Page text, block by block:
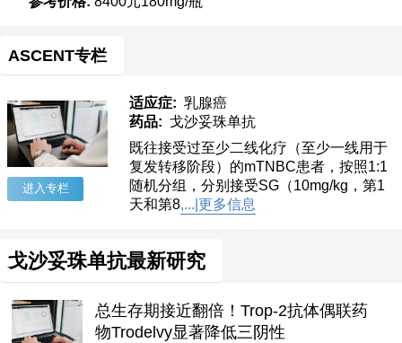
ASCENT专栏
进入专栏
适应症: 乳腺癌
药品: 戈沙妥珠单抗
既往接受过至少二线化疗（至少一线用于
复发转移阶段）的mTNBC患者，按照1:1
随机分组，分别接受SG（10mg/kg，第1
天和第8,...|更多信息
戈沙妥珠单抗最新研究
总生存期接近翻倍！Trop-2抗体偶联药
物Trodelvy显著降低三阴性